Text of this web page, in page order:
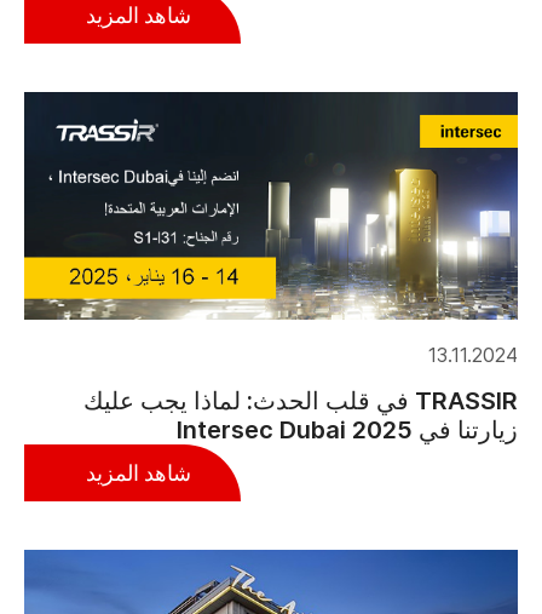
شاهد المزيد
13.11.2024
TRASSIR في قلب الحدث: لماذا يجب عليك
زيارتنا في Intersec Dubai 2025
شاهد المزيد